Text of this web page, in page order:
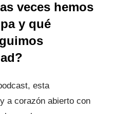
veces hemos
y qué
esta
a corazón abierto con